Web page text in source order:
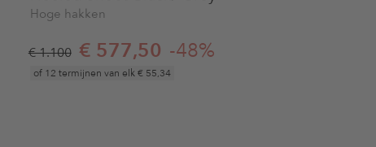
Hoge hakken
€ 1.100 € 577,50 -48%
of 12 termijnen van elk€ 55,34